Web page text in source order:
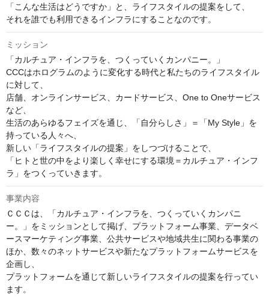
「こんな生活はどうですか」と、ライフスタイルの提案をして、
それを誰でも利用できるインフラにすることなのです。
ミッション
「カルチュア・インフラを、つくっていくカンパニー。」
CCCはホログラムのように変化する時代と私たちのライフスタイル
に対して、
店舗、オンラインサービス、カードサービス、One to Oneサービス
など、
生活のあらゆるフェイズを通じ、「自分らしさ」＝「My Style」を
持っている人々へ、
新しい「ライフスタイルの提案」をしつづけることで、
「ヒトと世の中をより楽しく幸せにする環境＝カルチュア・インフ
ラ」をつくっていきます。
事業内容
ＣＣＣは、「カルチュア・インフラを、つくっていくカンパニ
ー。」をミッションとして掲げ、プラットフォーム事業、データベ
ースマーケティング事業、公共サービスや地域共生に関わる事業の
ほか、数々のネットサービスや新たなプラットフォームサービスを
企画し、
プラットフォームを通じて新しいライフスタイルの提案を行ってい
ます。